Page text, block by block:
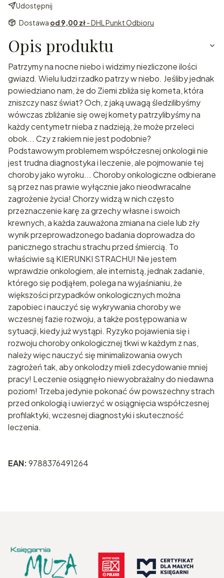
Udostępnij
Dostawa od 9,00 zł- DHL Punkt Odbioru
Opis produktu
Patrzymy na nocne niebo i widzimy niezliczone ilości
gwiazd. Wielu ludzi rzadko patrzy w niebo. Jeśliby jednak
powiedziano nam, że do Ziemi zbliża się kometa, która
zniszczy nasz świat? Och, z jaką uwagą śledzilibyśmy
wówczas zbliżanie się owej komety patrzylibyśmy na
każdy centymetr nieba z nadzieją, że może przeleci
obok... Czy z rakiem nie jest podobnie?
Podstawowym problemem współczesnej onkologii nie
jest trudna diagnostyka i leczenie, ale pojmowanie tej
choroby jako wyroku... Choroby onkologiczne odbierane
są przez nas prawie wyłącznie jako nieodwracalne
zagrożenie życia! Chorzy widzą w nich często
przeznaczenie karę za grzechy własne i swoich
krewnych, a każda zauważona zmiana na ciele lub zły
wynik przeprowadzonego badania doprowadza do
panicznego strachu strachu przed śmiercią. To
właściwie są KIERUNKI STRACHU! Nie jestem
wprawdzie onkologiem, ale internistą, jednak zadanie,
którego się podjąłem, polega na wyjaśnianiu, że
większości przypadków onkologicznych można
zapobiec i nauczyć się wykrywania choroby we
wczesnej fazie rozwoju, a także postępowania w
sytuacji, kiedy już wystąpi. Ryzyko pojawienia się i
rozwoju choroby onkologicznej tkwi w każdym z nas,
należy więc nauczyć się minimalizowania owych
zagrożeń tak, aby onkolodzy mieli zdecydowanie mniej
pracy! Leczenie osiągnęło niewyobrażalny do niedawna
poziom! Trzeba jedynie pokonać ów powszechny strach
przed onkologią i uwierzyć w osiągnięcia współczesnej
profilaktyki, wczesnej diagnostyki i skuteczność
leczenia.
EAN:9788376491264